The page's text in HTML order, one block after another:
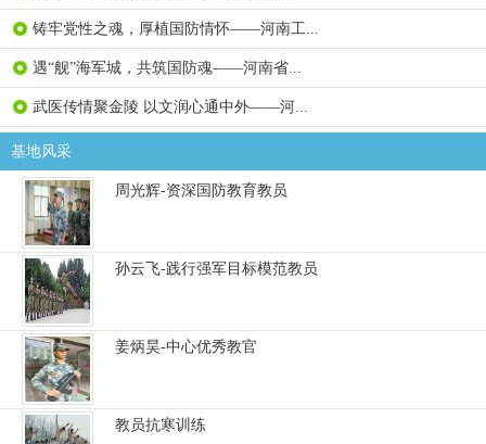
铸牢党性之魂，厚植国防情怀——河南工...
遇“舰”海军城，共筑国防魂——河南省...
武医传情聚金陵 以文润心通中外——河...
基地风采
周光辉-资深国防教育教员
孙云飞-践行强军目标模范教员
姜炳昊-中心优秀教官
教员抗寒训练